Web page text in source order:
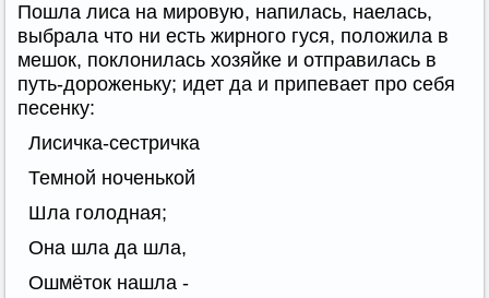
Пошла лиса на мировую, напилась, наелась,
выбрала что ни есть жирного гуся, положила в
мешок, поклонилась хозяйке и отправилась в
путь-дороженьку; идет да и припевает про себя
песенку:
Лисичка-сестричка
Темной ноченькой
Шла голодная;
Она шла да шла,
Ошмёток нашла -